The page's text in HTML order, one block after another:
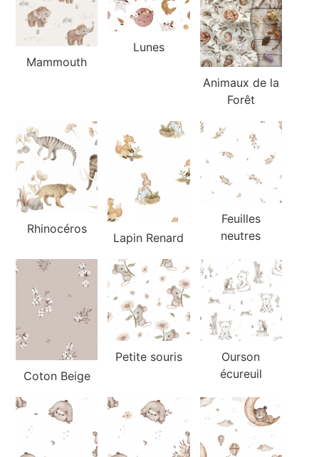
Mammouth
Lunes
Animaux de la
Forêt
Rhinocéros
Lapin Renard
Feuilles
neutres
Coton Beige
Petite souris
Ourson
écureuil